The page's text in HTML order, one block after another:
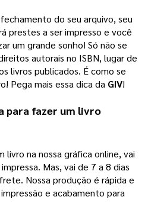
prestes a ser impresso e você
um grande sonho! Só não se
autorais no ISBN, lugar de
livros publicados. É como se
Pega mais essa dica da GIV!
para fazer um livro
livro na nossa gráfica online, vai
Mas, vai de 7 a 8 dias
Nossa produção é rápida e
e acabamento para